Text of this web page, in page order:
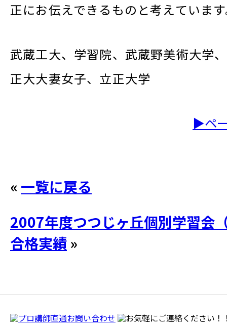
正にお伝えできるものと考えていま
武蔵工大、学習院、武蔵野美術大学
正大大妻女子、立正大学
▶ペ
« 一覧に戻る
2007年度つつじヶ丘個別学習会
合格実績 »